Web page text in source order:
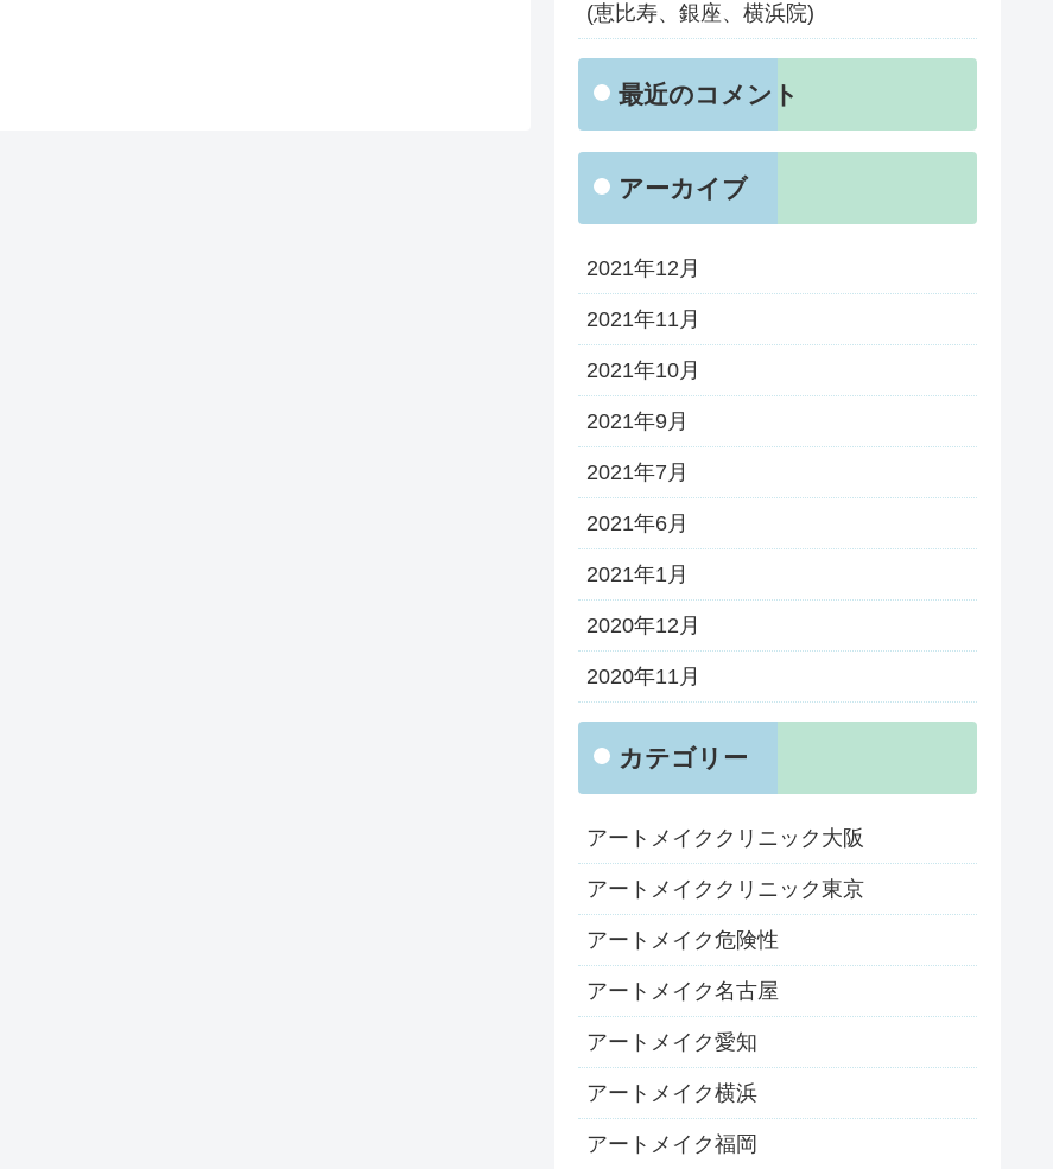
(恵比寿、銀座、横浜院)
最近のコメント
アーカイブ
2021年12月
2021年11月
2021年10月
2021年9月
2021年7月
2021年6月
2021年1月
2020年12月
2020年11月
カテゴリー
アートメイククリニック大阪
アートメイククリニック東京
アートメイク危険性
アートメイク名古屋
アートメイク愛知
アートメイク横浜
アートメイク福岡